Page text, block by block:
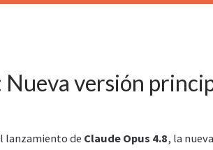
Nueva versión
lanzamiento de Claude Opus 4.8, la